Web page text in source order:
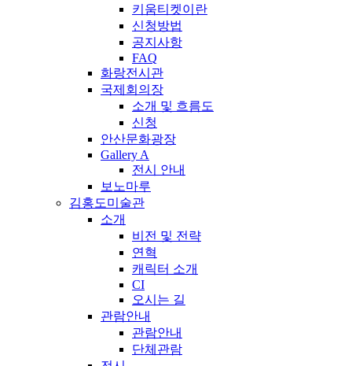
키움티켓이란
신청방법
공지사항
FAQ
화랑전시관
국제회의장
소개 및 흐름도
신청
안산문화광장
Gallery A
전시 안내
보노마루
김홍도미술관
소개
비전 및 전략
연혁
캐릭터 소개
CI
오시는 길
관람안내
관람안내
단체관람